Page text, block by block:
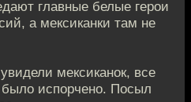
главные белые герои
а мексиканки там не
мексиканок, все
испорчено. Посыл